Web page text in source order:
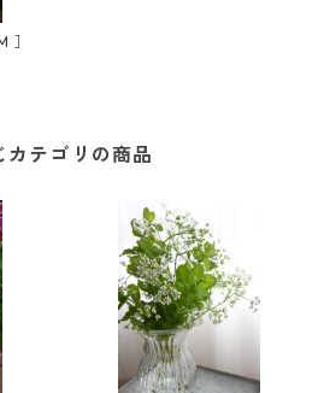
］
カテゴリの商品